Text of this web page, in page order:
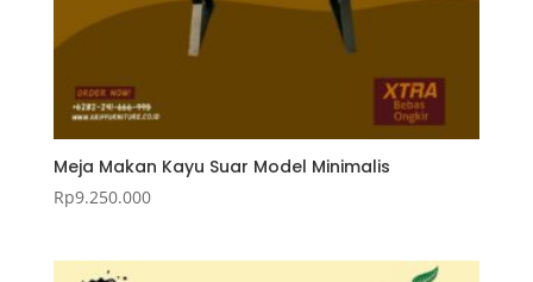
Meja Makan Kayu Suar Model Minimalis
Rp9.250.000